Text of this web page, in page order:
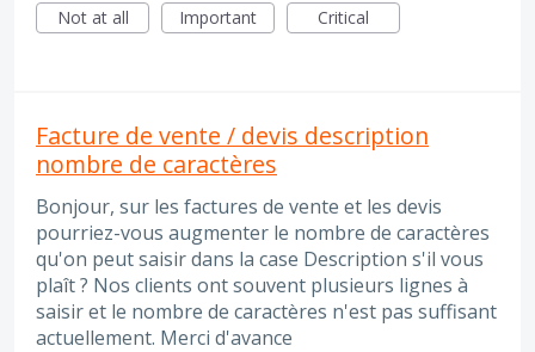
Not at all
Important Critical
Facture de vente / devis description
nombre de caractères
Bonjour, sur les factures de vente et les devis
pourriez-vous augmenter le nombre de caractères
qu'on peut saisir dans la case Description s'il vous
plaît ? Nos clients ont souvent plusieurs lignes à
saisir et le nombre de caractères n'est pas suffisant
actuellement. Merci d'avance